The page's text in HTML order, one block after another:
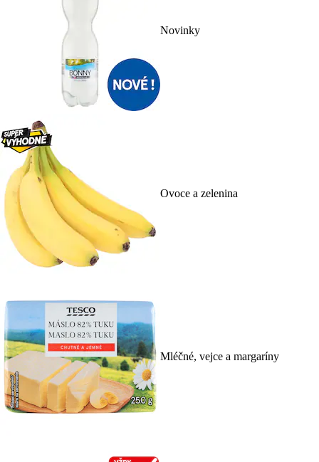
Novinky
Ovoce a zelenina
Mléčné, vejce a margaríny